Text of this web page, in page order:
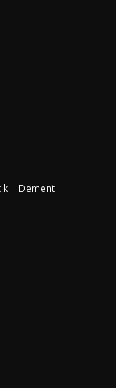
Dementi